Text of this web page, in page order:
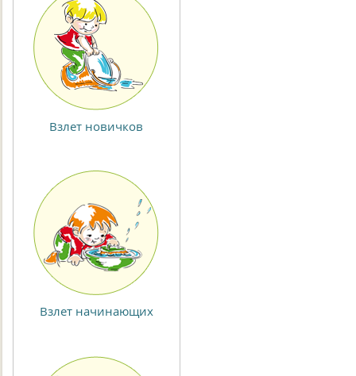
Взлет новичков
Взлет начинающих